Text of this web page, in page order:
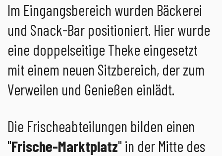
Im Eingangsbereich wurden Bäckerei
und Snack-Bar positioniert. Hier wurde
eine doppelseitige Theke eingesetzt
mit einem neuen Sitzbereich, der zum
Verweilen und Genießen einlädt.
Die Frischeabteilungen bilden einen
"Frische-Marktplatz" in der Mitte des